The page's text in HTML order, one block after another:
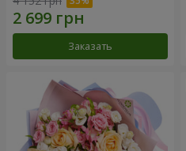
Заказать